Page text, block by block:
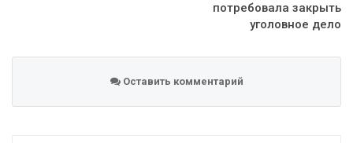
потребовала закрыть
уголовное дело
Оставить комментарий